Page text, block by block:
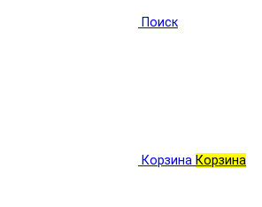
Поиск
Корзина Корзина